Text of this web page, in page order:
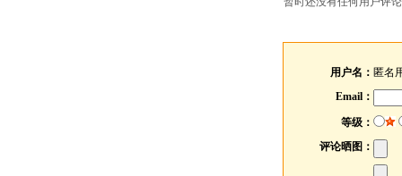
用户名： 匿名
Email：
等级：
评论晒图：